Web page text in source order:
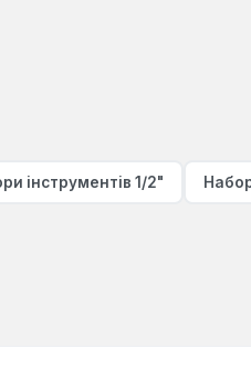
інструментів 1/2"